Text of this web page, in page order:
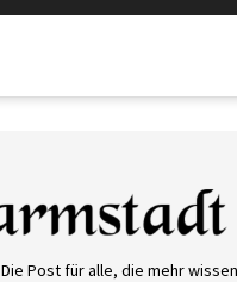
Die Post für alle, die mehr